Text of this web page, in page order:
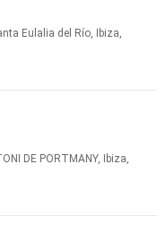
Eulalia del Río, Ibiza,
DE PORTMANY, Ibiza,